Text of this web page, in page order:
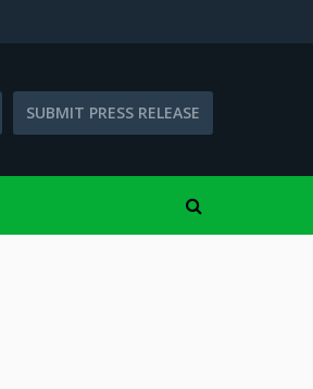
SUBMIT PRESS RELEASE